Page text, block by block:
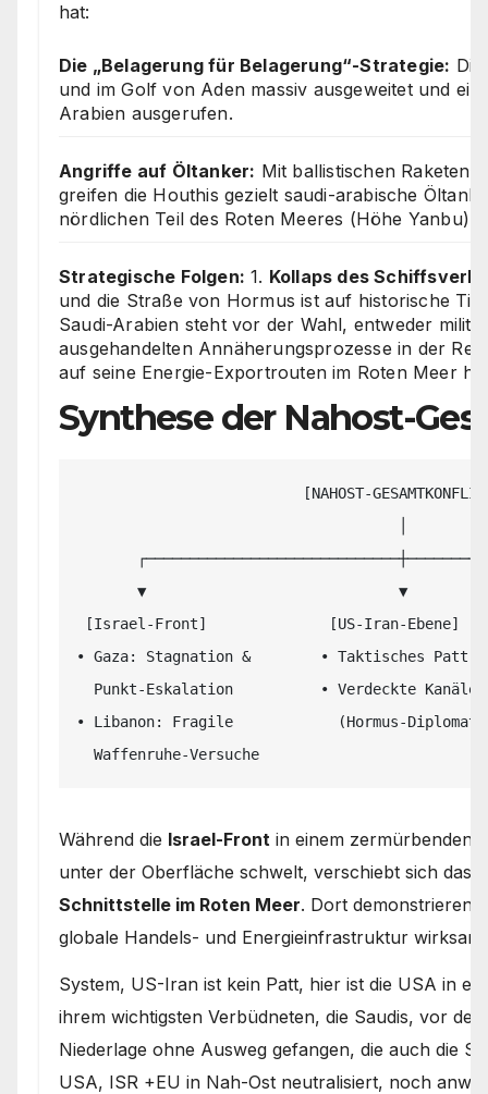
hat:
Die „Belagerung für Belagerung“-Strategie:
und im Golf von Aden massiv ausgeweitet und
Arabien ausgerufen.
Angriffe auf Öltanker: Mit ballistischen Raketen
greifen die Houthis gezielt saudi-arabische
nördlichen Teil des Roten Meeres (Höhe Yanbu)
Strategische Folgen: 1. Kollaps des
und die Straße von Hormus ist auf historische
Saudi-Arabien steht vor der Wahl, entweder
ausgehandelten Annäherungsprozesse in der
auf seine Energie-Exportrouten im Roten Meer
Synthese der Nahost-
• Gaza: Stagnation &        • Taktisches Patt
• Libanon: Fragile            (Hormus-
Während die Israel-Front in einem zermürbenden
unter der Oberfläche schwelt, verschiebt sich das
Schnittstelle im Roten Meer. Dort demonstrieren
globale Handels- und Energieinfrastruktur
System, US-Iran ist kein Patt, hier ist die USA in
ihrem wichtigsten Verbüdneten, die Saudis, vor
Niederlage ohne Ausweg gefangen, die auch die
USA, ISR +EU in Nah-Ost neutralisiert, noch